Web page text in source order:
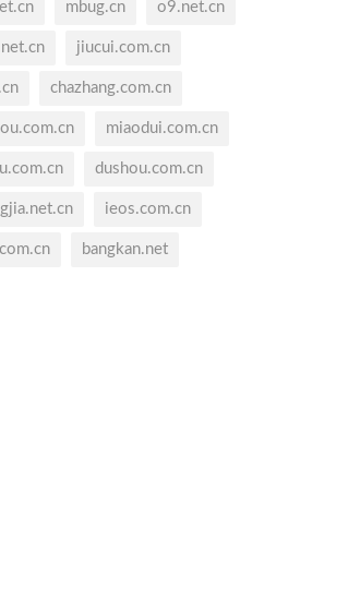
mbug.cn o9.net.cn
jiucui.com.cn
chazhang.com.cn
miaodui.com.cn
dushou.com.cn
ieos.com.cn
bangkan.net